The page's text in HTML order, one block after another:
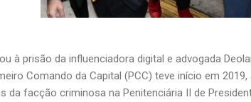
à prisão da influenciadora digital e advogada
Comando da Capital (PCC) teve início em
da facção criminosa na Penitenciária II de